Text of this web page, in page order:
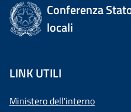
Conferenza
locali
LINK UTILI
Ministero dell'interno